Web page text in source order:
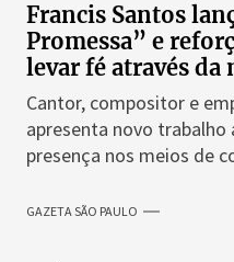
Francis Santos
Promessa” e
levar fé através da
Cantor, compositor e
apresenta novo trabalho
presença nos meios de
GAZETA SÃO PAULO